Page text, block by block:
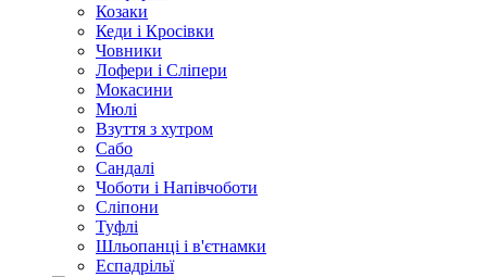
Козаки
Кеди і Кросівки
Човники
Лофери і Сліпери
Мокасини
Мюлі
Взуття з хутром
Сабо
Сандалі
Чоботи і Напівчоботи
Сліпони
Туфлі
Шльопанці і в'єтнамки
Еспадрільї